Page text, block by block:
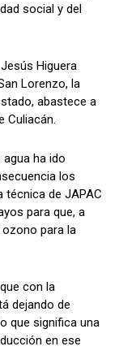
social y del
Higuera
Lorenzo, la
abastece a
Culiacán.
agua ha ido
los
técnica de JAPAC
para que, a
para la
con la
dejando de
que significa una
en ese